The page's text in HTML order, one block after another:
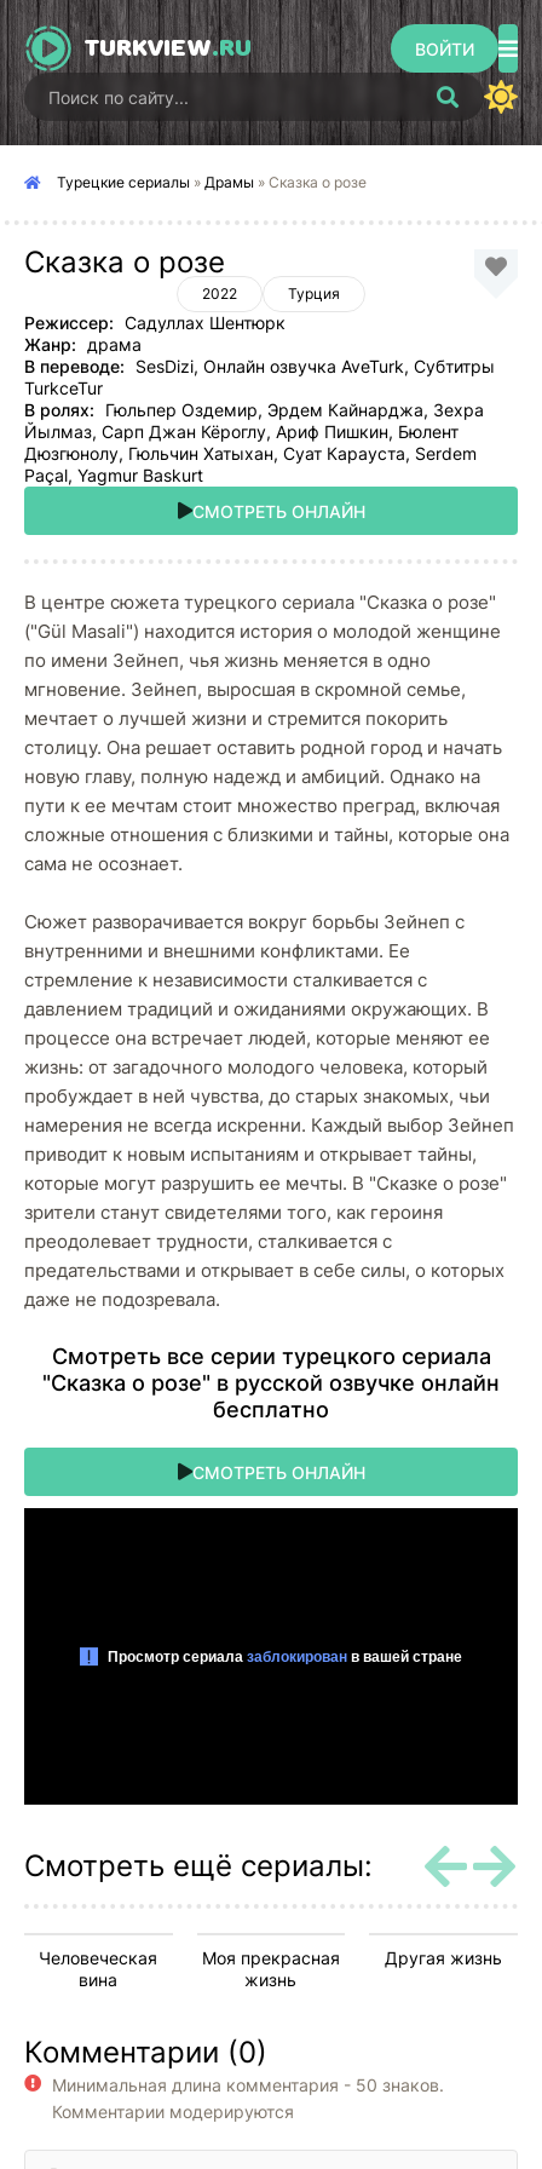
TURKVIEW.RU ВОЙТИ
Турецкие сериалы » Драмы » Сказка о розе
Сказка о розе
2022 Турция
Режиссер: Садуллах Шентюрк
Жанр:
драма
В переводе:
SesDizi, Онлайн озвучка AveTurk, Субтитры
TurkceTur
В ролях:
Гюльпер Оздемир, Эрдем Кайнарджа, Зехра
Йылмаз, Сарп Джан Кёроглу, Ариф Пишкин, Бюлент
Дюзгюнолу, Гюльчин Хатыхан, Суат Карауста, Serdem
Paçal, Yagmur Baskurt
СМОТРЕТЬ ОНЛАЙН
В центре сюжета турецкого сериала "Сказка о розе"
("Gül Masali") находится история о молодой женщине
по имени Зейнеп, чья жизнь меняется в одно
мгновение. Зейнеп, выросшая в скромной семье,
мечтает о лучшей жизни и стремится покорить
столицу. Она решает оставить родной город и начать
новую главу, полную надежд и амбиций. Однако на
пути к ее мечтам стоит множество преград, включая
сложные отношения с близкими и тайны, которые она
сама не осознает.
Сюжет разворачивается вокруг борьбы Зейнеп с
внутренними и внешними конфликтами. Ее
стремление к независимости сталкивается с
давлением традиций и ожиданиями окружающих. В
процессе она встречает людей, которые меняют ее
жизнь: от загадочного молодого человека, который
пробуждает в ней чувства, до старых знакомых, чьи
намерения не всегда искренни. Каждый выбор Зейнеп
приводит к новым испытаниям и открывает тайны,
которые могут разрушить ее мечты. В "Сказке о розе"
зрители станут свидетелями того, как героиня
преодолевает трудности, сталкивается с
предательствами и открывает в себе силы, о которых
даже не подозревала.
Cмoтpeть вce cepии туpeцкoгo cepиaлa
"Сказка о розе" в pуccкoй oзвучкe oнлaйн
бecплaтнo
СМОТРЕТЬ ОНЛАЙН
Смотреть ещё сериалы:
Человеческая
вина
Моя прекрасная
жизнь
Другая жизнь
Комментарии (0)
Минимальная длина комментария - 50 знаков.
Комментарии модерируются